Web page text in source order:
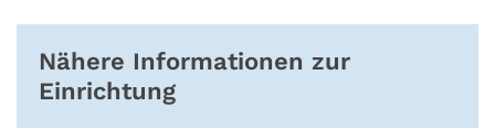
Nähere Informationen zur
Einrichtung